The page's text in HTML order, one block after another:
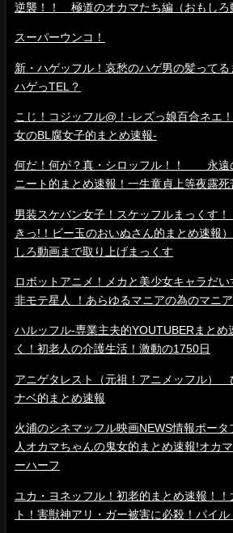
逆襲！！ 極道のオカマたち編（おもしろ
スーパーウンコ！
新・ハゲッフル！哀愁のハゲ男の髪ってる
ハゲっTEL？
こじ！コジッフル@！-レズっ娘百合ネエ
女のBL腐女子的まとめ速報-
何だ！何が？真・シロッフル！！ 永遠
ニート的まとめ速報！一生童貞上等夜露死
男装スケバン女子！スケッフルまっくす！
きっ!！ビー玉のおいぬさん的まとめ速報
しろ動画まで取り上げまっくす
ロボットアニメ！メカと美少女キャラだい
非モテ星人 ！あらゆるマニアの為のマニ
ハルッフル-専業主夫的YOUTUBERまとめ
く！初老人の介護生活！激動の1750日
アニゲタレスト（元祖！アニメッフル）
ナベ的まとめ速報
火浦のシネマッフル映画NEWS情報ポー
人オカマちゃんの鬼女的まとめ速報!オカ
ーハーフ
ユカ・ヨネッフル！初老的まとめ速報！
ト！害獣神アリ・ガー被害に必殺！パイル